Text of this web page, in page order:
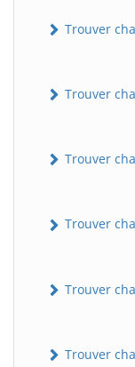
Trouver
Trouver
Trouver
Trouver
Trouver
Trouver